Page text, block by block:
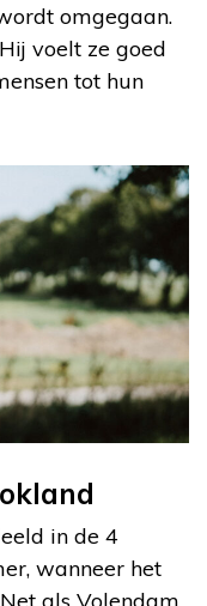
omgegaan.
voelt ze goed
tot hun
in de 4
wanneer het